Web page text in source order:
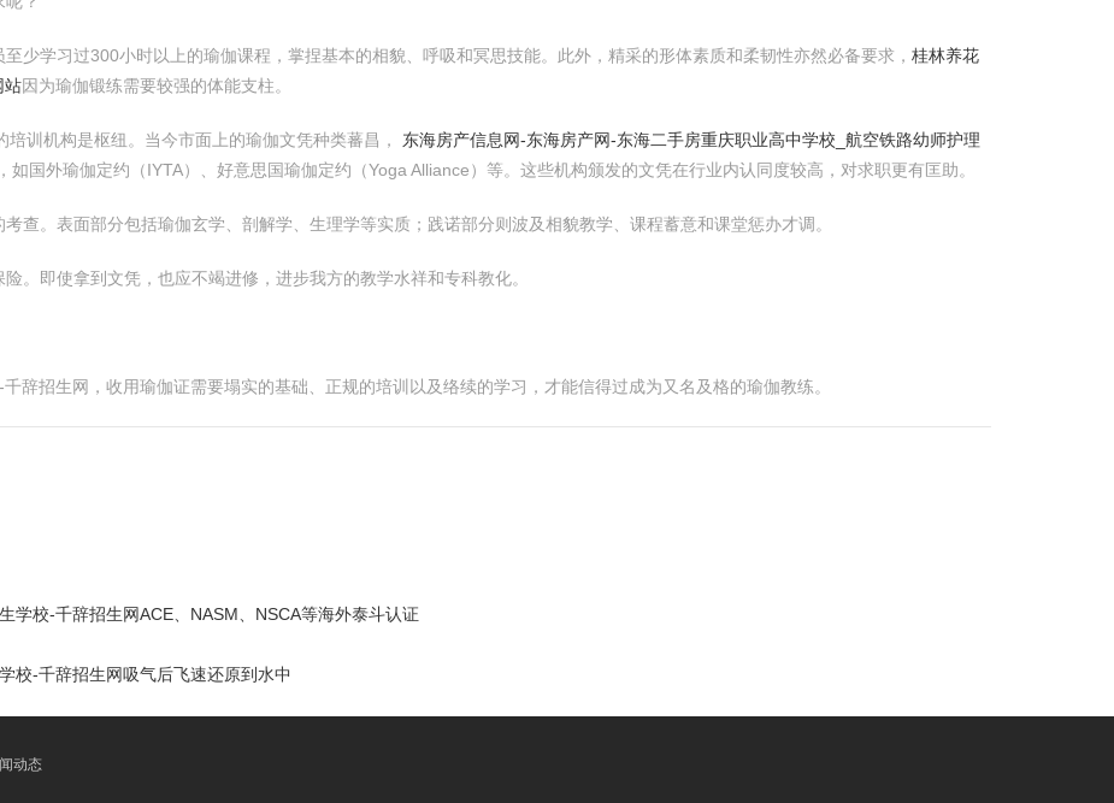
少学习过300小时以上的瑜伽课程，掌捏基本的相貌、呼吸和冥思技能。此外，精采的形体素质和柔韧性亦然必备要求， 桂林养花
站因为瑜伽锻练需要较强的体能支柱。
培训机构是枢纽。当今市面上的瑜伽文凭种类蕃昌， 东海房产信息网-东海房产网-东海二手房重庆职业高中学校_航空铁路幼师护理
如国外瑜伽定约（IYTA）、好意思国瑜伽定约（Yoga Alliance）等。这些机构颁发的文凭在行业内认同度较高，对求职更有匡助。
查。表面部分包括瑜伽玄学、剖解学、生理学等实质；践诺部分则波及相貌教学、课程蓄意和课堂惩办才调。
。即使拿到文凭，也应不竭进修，进步我方的教学水祥和专科教化。
辞招生网，收用瑜伽证需要塌实的基础、正规的培训以及络续的学习，才能信得过成为又名及格的瑜伽教练。
学校-千辞招生网ACE、NASM、NSCA等海外泰斗认证
校-千辞招生网吸气后飞速还原到水中
动态